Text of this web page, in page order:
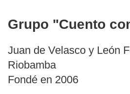
Grupo "Cuento
Juan de Velasco y León
Riobamba
Fondé en 2006